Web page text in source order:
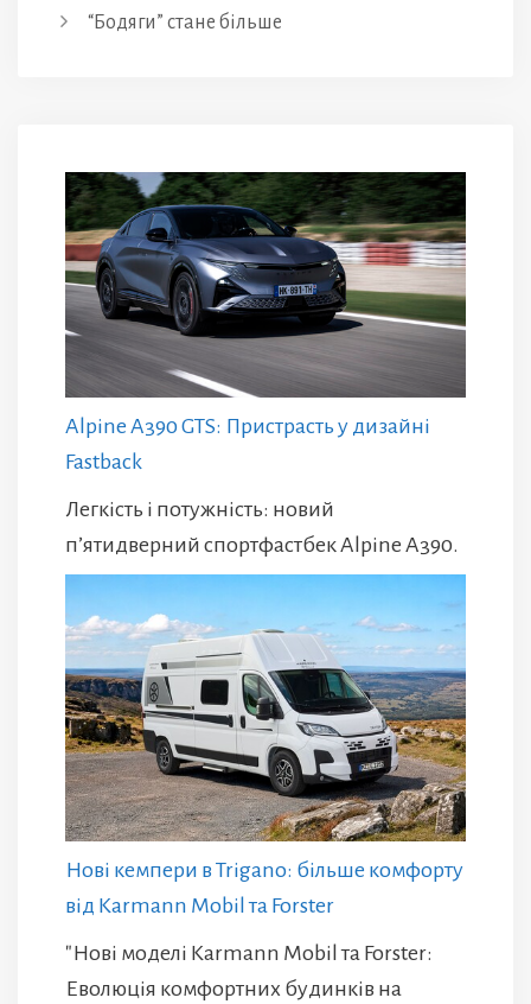
“Бодяги” стане більше
Alpine A390 GTS: Пристрасть у дизайні
Fastback
Легкість і потужність: новий
п’ятидверний спортфастбек Alpine A390.
Нові кемпери в Trigano: більше комфорту
від Karmann Mobil та Forster
"Нові моделі Karmann Mobil та Forster:
Еволюція комфортних будинків на